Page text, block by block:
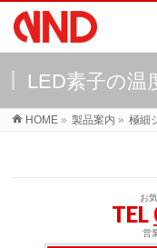
LED素子の温
HOME » 製品案内 » 極細
お
TEL
営